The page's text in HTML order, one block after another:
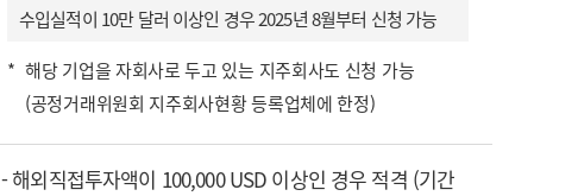
수입실적이 10만 달러 이상인 경우 2025년 8월부터 신청 가능
해당 기업을 자회사로 두고 있는 지주회사도 신청 가능
(공정거래위원회 지주회사현황 등록업체에 한정)
- 해외직접투자액이 100,000 USD 이상인 경우 적격 (기간